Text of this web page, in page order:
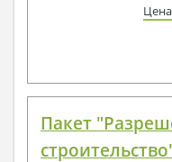
Цена
Пакет